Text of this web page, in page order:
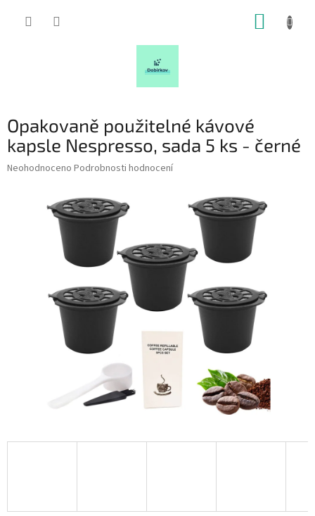
Opakovaně použitelné kávové
kapsle Nespresso, sada 5 ks - černé
Průměrné
Neohodnoceno Podrobnosti hodnocení